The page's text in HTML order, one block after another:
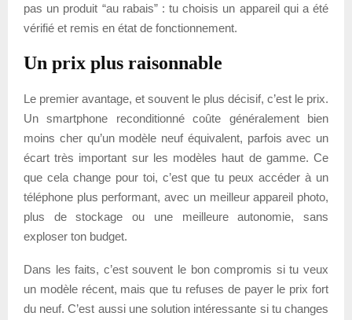
pas un produit “au rabais” : tu choisis un appareil qui a été
vérifié et remis en état de fonctionnement.
Un prix plus raisonnable
Le premier avantage, et souvent le plus décisif, c’est le prix.
Un smartphone reconditionné coûte généralement bien
moins cher qu’un modèle neuf équivalent, parfois avec un
écart très important sur les modèles haut de gamme. Ce
que cela change pour toi, c’est que tu peux accéder à un
téléphone plus performant, avec un meilleur appareil photo,
plus de stockage ou une meilleure autonomie, sans
exploser ton budget.
Dans les faits, c’est souvent le bon compromis si tu veux
un modèle récent, mais que tu refuses de payer le prix fort
du neuf. C’est aussi une solution intéressante si tu changes